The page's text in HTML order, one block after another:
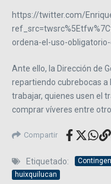
https://twitter.com/
ordena-el-uso-
Ante ello, la Dirección de
repartiendo cubrebocas a
trabajar, quienes usen el
comprar víveres entre
Compartir
Etiquetado:
huixquilucan